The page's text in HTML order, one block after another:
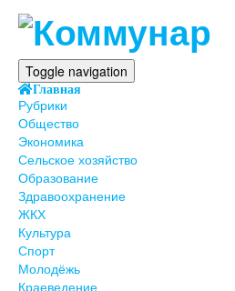
Toggle navigation
Главная
Рубрики
Общество
Экономика
Сельское хозяйство
Образование
Здравоохранение
ЖКХ
Культура
Спорт
Молодёжь
Краеведение